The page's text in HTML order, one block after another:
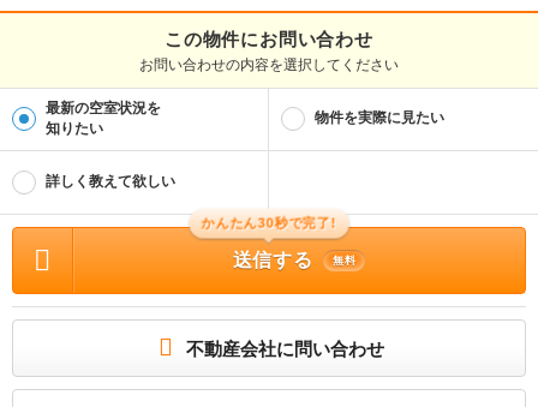
この物件にお問い合わせ
お問い合わせの内容を選択してください
最新の空室状況を
知りたい
物件を実際に見たい
詳しく教えて欲しい
かんたん30秒で完了!
送信する 無料
不動産会社に問い合わせ